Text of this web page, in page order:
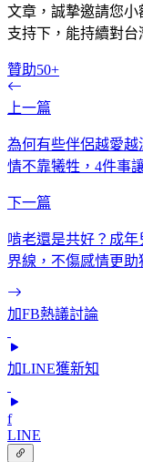
文章，誠摯邀請您
支持下，能持續對台
贊助50+
上一篇
為何有些伴侶越愛
情不靠犧牲，4件事
下一篇
啃老還是共好？成
界線，不傷感情更助
加FB熱議討論
加LINE獲新知
f
LINE